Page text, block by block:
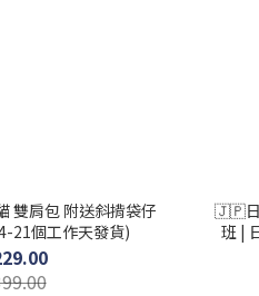
肩包 附送斜揹袋仔
21個工作天發貨)
🇯🇵日
班 |